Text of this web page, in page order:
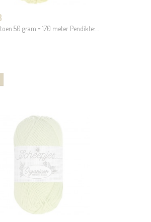
50 gram = 170 meter Pendikte:…